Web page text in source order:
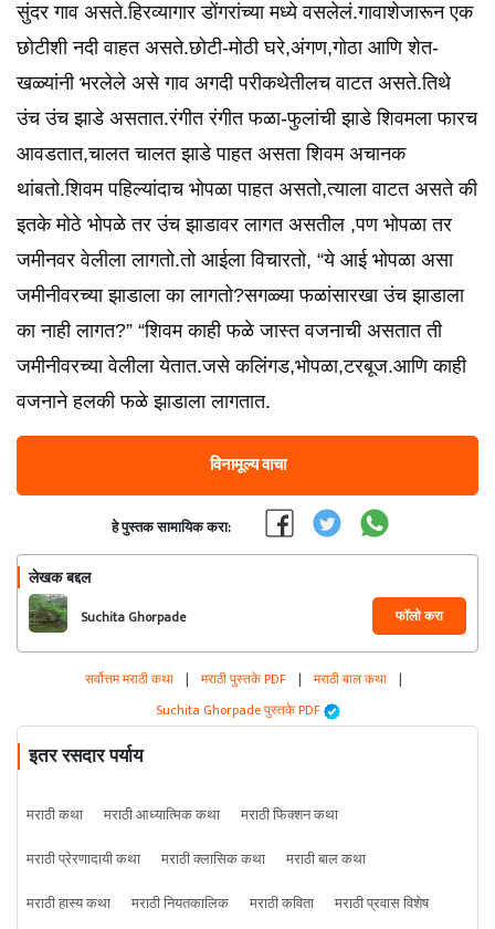
सुंदर गाव असते.हिरव्यागार डोंगरांच्या मध्ये वसलेलं.गावाशेजारून एक
छोटीशी नदी वाहत असते.छोटी-मोठी घरे,अंगण,गोठा आणि शेत-
खळ्यांनी भरलेले असे गाव अगदी परीकथेतीलच वाटत असते.तिथे
उंच उंच झाडे असतात.रंगीत रंगीत फळा-फुलांची झाडे शिवमला फारच
आवडतात,चालत चालत झाडे पाहत असता शिवम अचानक
थांबतो.शिवम पहिल्यांदाच भोपळा पाहत असतो,त्याला वाटत असते की
इतके मोठे भोपळे तर उंच झाडावर लागत असतील ,पण भोपळा तर
जमीनवर वेलीला लागतो.तो आईला विचारतो, “ये आई भोपळा असा
जमीनीवरच्या झाडाला का लागतो?सगळ्या फळांसारखा उंच झाडाला
का नाही लागत?” “शिवम काही फळे जास्त वजनाची असतात ती
जमीनीवरच्या वेलीला येतात.जसे कलिंगड,भोपळा,टरबूज.आणि काही
वजनाने हलकी फळे झाडाला लागतात.
विनामूल्य वाचा
हे पुस्तक सामायिक करा:
लेखक बद्दल
Suchita Ghorpade फॉलो करा
सर्वोत्तम मराठी कथा | मराठी पुस्तके PDF | मराठी बाल कथा |
Suchita Ghorpade पुस्तके PDF
इतर रसदार पर्याय
मराठी कथा मराठी आध्यात्मिक कथा
मराठी फिक्शन कथा
मराठी प्रेरणादायी कथा
मराठी क्लासिक कथा
मराठी बाल कथा
मराठी हास्य कथा
मराठी नियतकालिक मराठी कविता मराठी प्रवास विशेष